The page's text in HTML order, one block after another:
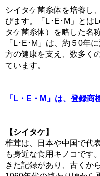
シイタケ菌糸体を培養し
びます。「L･E･M」とは
タケ菌糸体）を略した名
「L･E･M」は、約５0年
方の健康を支え、数多く
ています。
「L・E・M」は、登録商
【シイタケ】
椎茸は、日本や中国で代
も身近な食用キノコです
きた記録があり、古くか